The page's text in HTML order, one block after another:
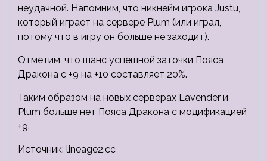
неудачной. Напомним, что никнейм игрока Justu,
который играет на сервере Plum (или играл,
потому что в игру он больше не заходит).
Отметим, что шанс успешной заточки Пояса
Дракона с +9 на +10 составляет 20%.
Таким образом на новых серверах Lavender и
Plum больше нет Пояса Дракона с модификацией
+9.
Источник: lineage2.cc